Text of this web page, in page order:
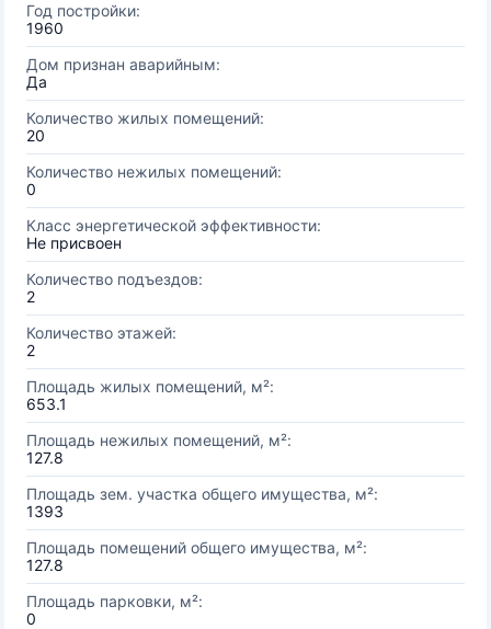
Год постройки:
1960
Дом признан аварийным:
Да
Количество жилых помещений:
20
Количество нежилых помещений:
0
Класс энергетической эффективности:
Не присвоен
Количество подъездов:
2
Количество этажей:
2
Площадь жилых помещений, м²:
653.1
Площадь нежилых помещений, м²:
127.8
Площадь зем. участка общего имущества, м²:
1393
Площадь помещений общего имущества, м²:
127.8
Площадь парковки, м²:
0